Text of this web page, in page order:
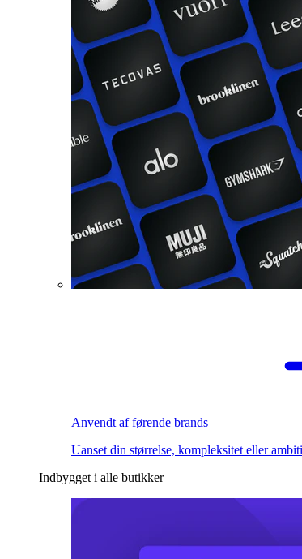
Anvendt af førende brands
Uanset din størrelse, kompleksitet eller
Indbygget i alle butikker